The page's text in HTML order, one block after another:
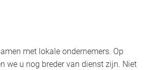
met lokale ondernemers. Op
we u nog breder van dienst zijn. Niet